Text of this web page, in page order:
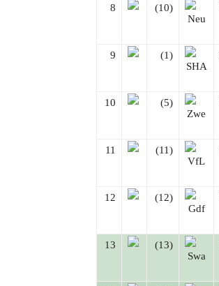
8 (10)
9 (1)
10 (5)
11 (11)
12 (12)
13 (13)